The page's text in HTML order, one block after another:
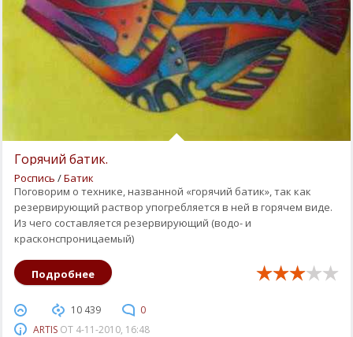
Горячий батик.
Роспись /Батик
Поговорим о технике, названной «горячий батик», так как
резервирующий раствор упогребляется в ней в горячем виде.
Из чего составляется резервирующий (водо- и
красконспроницаемый)
Подробнее
10 439
0
ARTISОТ 4-11-2010, 16:48